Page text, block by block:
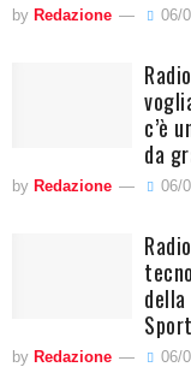
by Redazione 06/
c’è
da
by Redazione 06/
by Redazione 06/